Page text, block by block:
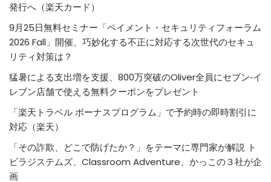
発行へ（楽天カード）
9月25日無料セミナー「ペイメント・セキュリティフォーラム
2026 Fall」開催、巧妙化する不正に対応する次世代のセキュ
リティ対策は？
猛暑による支出増を支援、800万突破のOliver全員にセブン‐イ
レブン店舗で使える無料クーポンをプレゼント
「楽天トラベル ボーナスプログラム」で予約時の即時割引に
対応（楽天）
「その詐欺、どこで防げたか？」をテーマに専門家が解説 ト
ビラジステムズ、Classroom Adventure、かっこの３社が企
画